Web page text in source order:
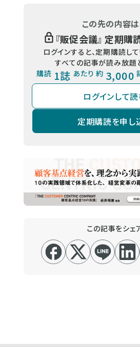
この先の内容
『販促会議』 定期購
ログインすると、定期購読し
すべての記事が読み放題
購読 1誌 あたり 約 3,000
ログインして
定期購読を申し
この記事をシェ